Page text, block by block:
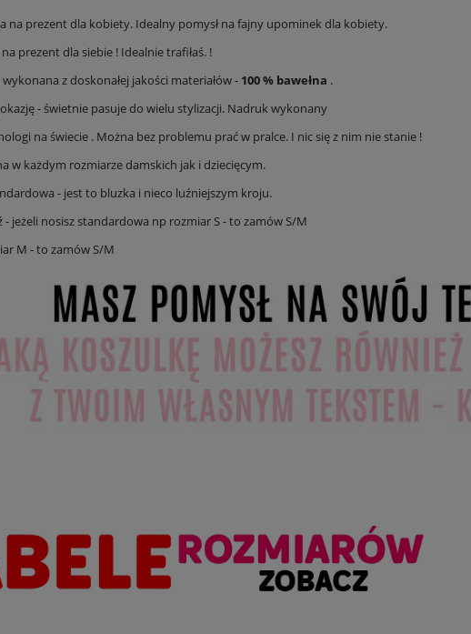
na prezent dla kobiety. Idealny pomysł na fajny upominek dla kobiety.
prezent dla siebie ! Idealnie trafiłaś. !
z doskonałej jakości materiałów - 100 % bawełna .
- świetnie pasuje do wielu stylizacji. Nadruk wykonany
na świecie . Można bez problemu prać w pralce. I nic się z nim nie stanie !
w każdym rozmiarze damskich jak i dziecięcym.
- jest to bluzka i nieco luźniejszym kroju.
- jeżeli nosisz standardowa np rozmiar S - to zamów S/M
M - to zamów S/M